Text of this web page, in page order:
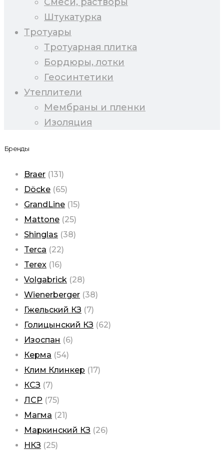
Штукатурка
Тротуары
Тротуарная плитка
Бордюры, лотки
Геосинтетики
Утеплители
Мембраны и пленки
Изоляция
Бренды
Braer (131)
Döcke (65)
GrandLine (15)
Mattone (25)
Shinglas (38)
Terca (22)
Terex (16)
Volgabrick (28)
Wienerberger (38)
Гжельский КЗ (7)
Голицынский КЗ (62)
Изоспан (6)
Керма (54)
Клим Клинкер (17)
КСЗ (7)
ЛСР (75)
Магма (21)
Маркинский КЗ (26)
НКЗ (25)